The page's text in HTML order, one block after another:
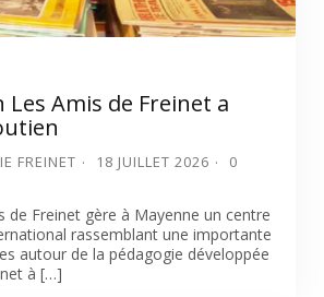
Les Amis de Freinet a
FREINET 18 JUILLET 2026
0
de Freinet gère à Mayenne un centre
rassemblant une importante
autour de la pédagogie développée
à […]